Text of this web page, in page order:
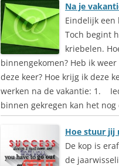
Na je
Eindelijk een
Toch begint
kriebelen.
binnengekomen? Heb ik
deze keer? Hoe krijg ik deze
werken na de vakantie: 1.
binnen gekregen kan het
Hoe stuur jij
De kop is
de